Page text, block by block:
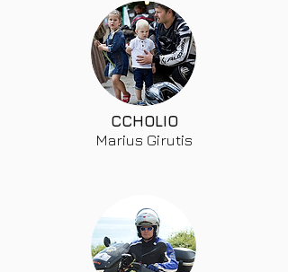
CCHOLIO
Marius Girutis